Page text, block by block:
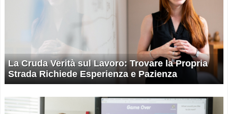
La Cruda Verità sul Lavoro: Trovare la Propria
Strada Richiede Esperienza e Pazienza